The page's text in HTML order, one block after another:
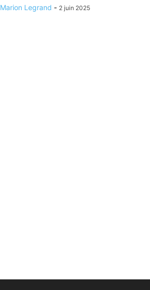
Marion Legrand - 2 juin 2025